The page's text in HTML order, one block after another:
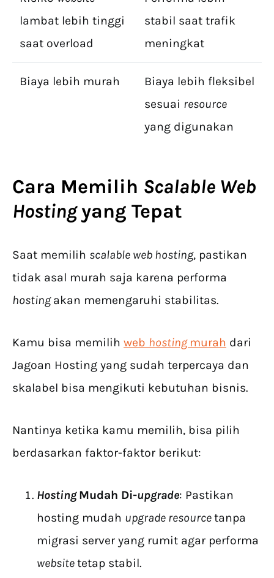
lambat lebih tinggi
saat overload
stabil saat trafik
meningkat
Biaya lebih murah
Biaya lebih fleksibel
sesuai resource
yang digunakan
Cara Memilih Scalable Web
Hostingyang Tepat
Saat memilih scalable web hosting, pastikan
tidak asal murah saja karena performa
hostingakan memengaruhi stabilitas.
Kamu bisa memilih web hosting murah dari
Jagoan Hosting yang sudah terpercaya dan
skalabel bisa mengikuti kebutuhan bisnis.
Nantinya ketika kamu memilih, bisa pilih
berdasarkan faktor-faktor berikut:
HostingMudah Di-upgrade: Pastikan
hosting mudah upgrade resourcetanpa
migrasi server yang rumit agar performa
websitetetap stabil.